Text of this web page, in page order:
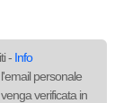
- Info
personale
verificata in